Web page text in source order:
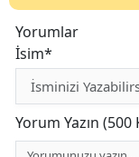
Yorumlar
İsim*
Yorum Yazın